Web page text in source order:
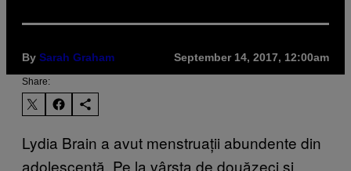
By Sarah Graham September 14, 2017, 12:00am
Share:
Lydia Brain a avut menstruații abundente din
adolescență. Pe la vârsta de douăzeci și